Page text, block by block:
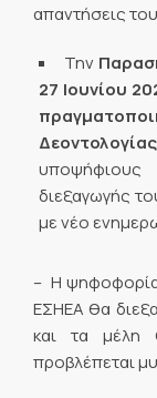
απαντήσεις
Την
27 Ιουνίου
υποψήφιους
διεξαγωγής
με νέο
– Η ψηφοφορία
ΕΣΗΕΑ θα
και τα μέλη
προβλέπεται